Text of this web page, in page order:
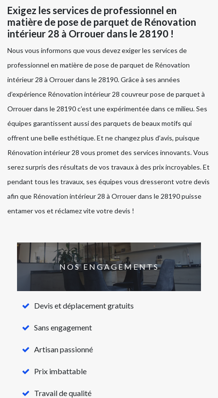
Exigez les services de professionnel en
matière de pose de parquet de Rénovation
intérieur 28 à Orrouer dans le 28190 !
Nous vous informons que vous devez exiger les services de
professionnel en matière de pose de parquet de Rénovation
intérieur 28 à Orrouer dans le 28190. Grâce à ses années
d’expérience Rénovation intérieur 28 couvreur pose de parquet à
Orrouer dans le 28190 c’est une expérimentée dans ce milieu. Ses
équipes garantissent aussi des parquets de beaux motifs qui
offrent une belle esthétique. Et ne changez plus d’avis, puisque
Rénovation intérieur 28 vous promet des services innovants. Vous
serez surpris des résultats de vos travaux à des prix incroyables. Et
pendant tous les travaux, ses équipes vous dresseront votre devis
afin que Rénovation intérieur 28 à Orrouer dans le 28190 puisse
entamer vos et réclamez vite votre devis !
NOS ENGAGEMENTS
Devis et déplacement gratuits
Sans engagement
Artisan passionné
Prix imbattable
Travail de qualité